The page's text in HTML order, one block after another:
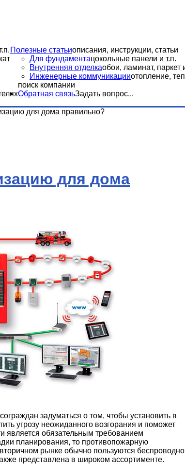
Полезные статьиописания, инструкции, статьи
Для фундаментацокольные панели и т.п.
Внутренняя отделкаобои, ламинат, паркет
Инженерные коммуникацииотопление,
поиск компании
Обратная связьЗадать вопрос...
для дома правильно?
для дома
задуматься о том, чтобы установить в
угрозу неожиданного возгорания и поможет
является обязательным требованием
планирования, то противопожарную
рынке обычно пользуются
представлена в широком ассортименте.